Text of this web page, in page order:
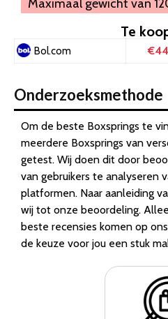
Maximaal gewicht van
Te
Bol.com
Onderzoeksmethode
Om de beste Boxsprings te
meerdere Boxsprings van
getest. Wij doen dit door
van gebruikers te analyseren
platformen. Naar aanleiding
wij tot onze beoordeling.
beste recensies komen op
de keuze voor jou een stuk